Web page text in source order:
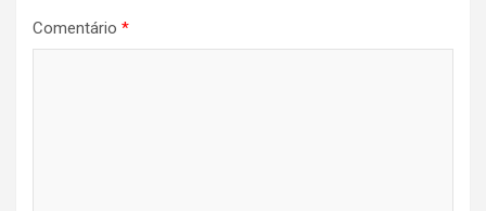
Comentário *